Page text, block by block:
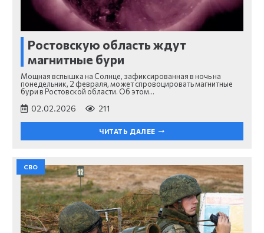
Ростовскую область ждут
магнитные бури
Мощная вспышка на Солнце, зафиксированная в ночь на
понедельник, 2 февраля, может спровоцировать магнитные
бури в Ростовской области. Об этом…
02.02.2026 211
ЧИТАТЬ ДАЛЕЕ
СВО